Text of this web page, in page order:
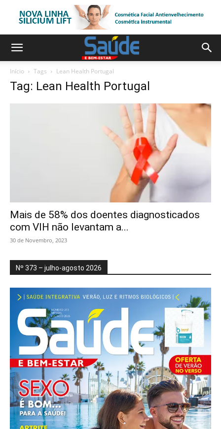
Início Tags Lean Health Portugal
Tag: Lean Health Portugal
Mais de 58% dos doentes diagnosticados
com VIH não levantam a...
30 de Novembro, 2023
Nº 373 – julho-agosto 2026